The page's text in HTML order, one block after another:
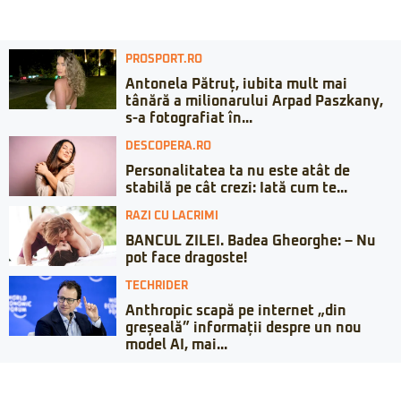
PROSPORT.RO
Antonela Pătruț, iubita mult mai
tânără a milionarului Arpad Paszkany,
s-a fotografiat în...
DESCOPERA.RO
Personalitatea ta nu este atât de
stabilă pe cât crezi: Iată cum te...
RAZI CU LACRIMI
BANCUL ZILEI. Badea Gheorghe: – Nu
pot face dragoste!
TECHRIDER
Anthropic scapă pe internet „din
greșeală” informații despre un nou
model AI, mai...